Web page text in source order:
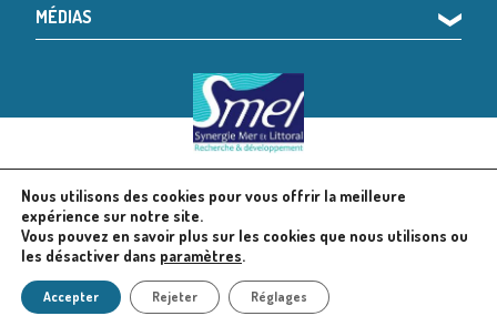
MÉDIAS ❯
© 2024 SMEL Mentions légales
Politique en matière de cookies
Nous utilisons des cookies pour vous offrir la meilleure
expérience sur notre site.
Vous pouvez en savoir plus sur les cookies que nous utilisons ou
les désactiver dans paramètres.
Accepter Rejeter Réglages